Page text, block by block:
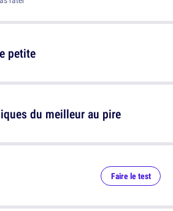
petite
du meilleur au pire
Faire le test